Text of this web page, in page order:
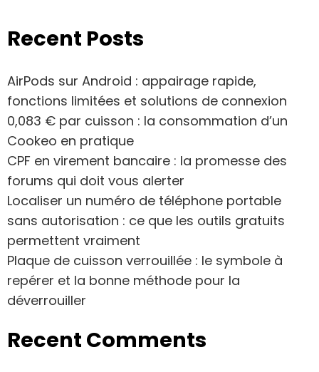
Recent Posts
AirPods sur Android : appairage rapide,
fonctions limitées et solutions de connexion
0,083 € par cuisson : la consommation d’un
Cookeo en pratique
CPF en virement bancaire : la promesse des
forums qui doit vous alerter
Localiser un numéro de téléphone portable
sans autorisation : ce que les outils gratuits
permettent vraiment
Plaque de cuisson verrouillée : le symbole à
repérer et la bonne méthode pour la
déverrouiller
Recent Comments